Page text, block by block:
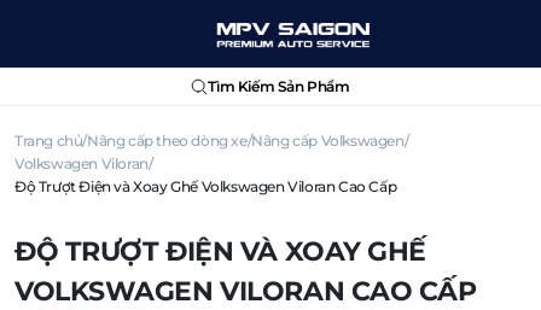
Tìm Kiếm Sản Phẩm
Trang chủ Nâng cấp theo dòng xe Nâng cấp Volkswagen
Volkswagen Viloran
Độ Trượt Điện và Xoay Ghế Volkswagen Viloran Cao Cấp
ĐỘ TRƯỢT ĐIỆN VÀ XOAY GHẾ
VOLKSWAGEN VILORAN CAO CẤP